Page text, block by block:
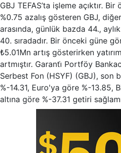
GBJ TEFAS’ta işleme açıktır.
%0.75 azalış gösteren GBJ,
arasında, günlük bazda 44.,
40. sıradadır. Bir önceki güne
₺5.01Mn artış gösterirken
artmıştır. Garanti̇ Portföy
Serbest Fon (HSYF) (GBJ), son
%-14.31, Euro'ya göre %-13.85,
altına göre %-37.31 getiri